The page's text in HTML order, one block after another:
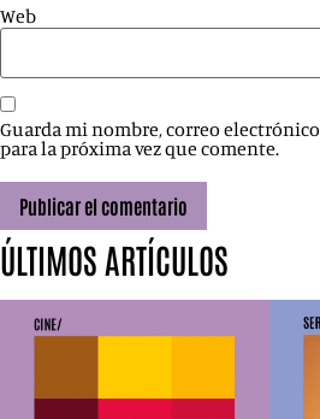
Web
Guarda mi nombre, correo
para la próxima vez que comente.
ÚLTIMOS ARTÍCULOS